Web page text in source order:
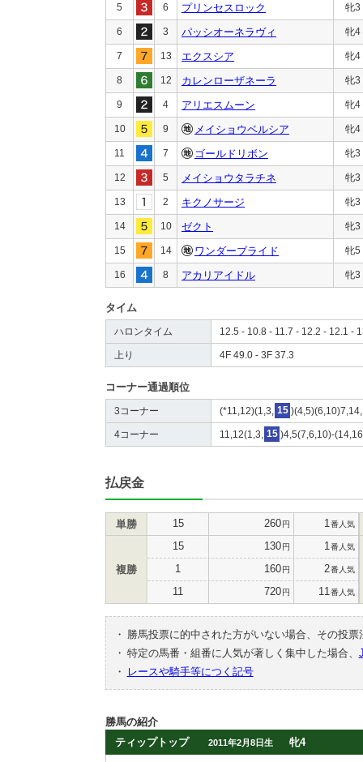
5 6 プリンセスロック 牝3
6 3 パッシオーネラヴィ 牝4
7 13 エクスシア 牝4
8 12 カレンローザネーラ 牝3
9 4 アリエスムーン 牝4
10 9 メイショウベルシア 牝4
11 7 ゴールドリボン 牝3
12 5 メイショウタラチネ 牝3
13 2 キクノサージ 牝3
14 10 ゼクト 牝3
15 14 ワンダーブライド 牝5
16 8 アカリアイドル 牝3
タイム
ハロンタイム 12.5 - 10.8 - 11.7 - 12.2 - 12.1 -
上り 4F 49.0 - 3F 37.3
コーナー通過順位
3コーナー (*11,12)(1,3, 15
4コーナー 11,12(1,3, 15 )4,5(7,6,10)-
払戻金
単勝 15 260円 1 番人気
複勝
15 130円 1 番人気
1 160円 2番人気
11 720円 11 番人気
・
勝馬投票に的中された方がいない場合、その投
・ 特定の馬番・組番に人気が著しく集中した場合、
・
レースや騎手等につく記号
勝馬の紹介
ティップトップ
2011年2月8日生 牝4